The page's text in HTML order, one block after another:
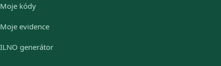
Moje kódy
Moje evidence
ILNO generátor